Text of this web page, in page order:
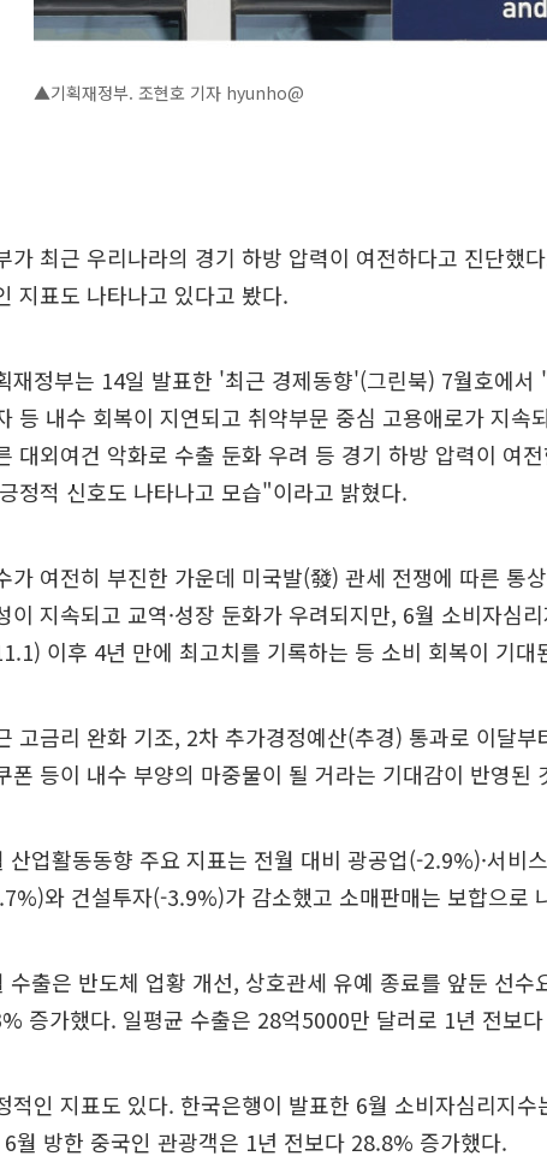
▲기획재정부. 조현호 기자 hyunho@
가 최근 우리나라의 경기 하방 압력이 여전하다고 진단했
지표도 나타나고 있다고 봤다.
재정부는 14일 발표한 '최근 경제동향'(그린북) 7월호에서
등 내수 회복이 지연되고 취약부문 중심 고용애로가 지속
대외여건 악화로 수출 둔화 우려 등 경기 하방 압력이 여
정적 신호도 나타나고 모습"이라고 밝혔다.
가 여전히 부진한 가운데 미국발(發) 관세 전쟁에 따른 통
이 지속되고 교역·성장 둔화가 우려되지만, 6월 소비자심
이후 4년 만에 최고치를 기록하는 등 소비 회복이 기대
고금리 완화 기조, 2차 추가경정예산(추경) 통과로 이달
폰 등이 내수 부양의 마중물이 될 거라는 기대감이 반영된
산업활동동향 주요 지표는 전월 대비 광공업(-2.9%)·서비
와 건설투자(-3.9%)가 감소했고 소매판매는 보합으로
수출은 반도체 업황 개선, 상호관세 유예 종료를 앞둔 선수
증가했다. 일평균 수출은 28억5000만 달러로 1년 전보
적인 지표도 있다. 한국은행이 발표한 6월 소비자심리지
월 방한 중국인 관광객은 1년 전보다 28.8% 증가했다.